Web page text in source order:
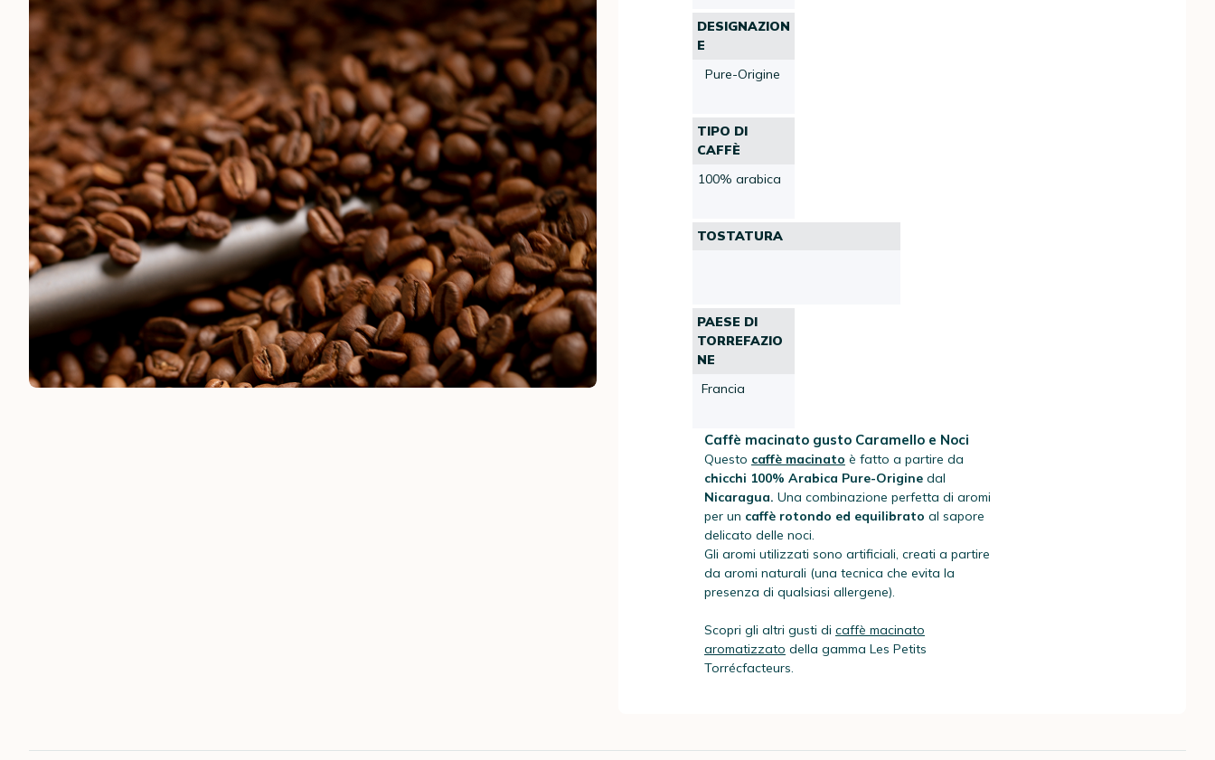
DESIGNAZION
E
Pure-Origine
TIPO DI
CAFFÈ
100% arabica
TOSTATURA
PAESE DI
TORREFAZIO
NE
Francia
Caffè macinato gusto Caramello e Noci
Questo caffè macinato è fatto a partire da
chicchi 100% Arabica Pure-Origine dal
Nicaragua. Una combinazione perfetta di aromi
per un caffè rotondo ed equilibrato al sapore
delicato delle noci.
Gli aromi utilizzati sono artificiali, creati a partire
da aromi naturali (una tecnica che evita la
presenza di qualsiasi allergene).
Scopri gli altri gusti di caffè macinato
aromatizzato della gamma Les Petits
Torrécfacteurs.